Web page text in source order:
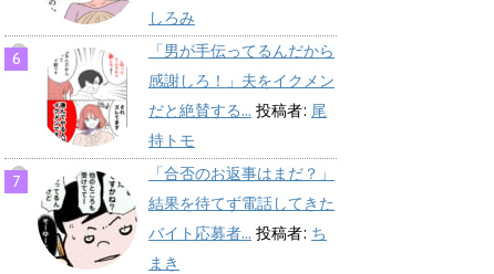
しろみ
「男が手伝ってるんだから
感謝しろ！」夫をイクメン
だと絶賛する... 投稿者: 尾
持トモ
「合否のお返事はまだ？」
結果を待てず電話してきた
バイト応募者... 投稿者: ち
まき